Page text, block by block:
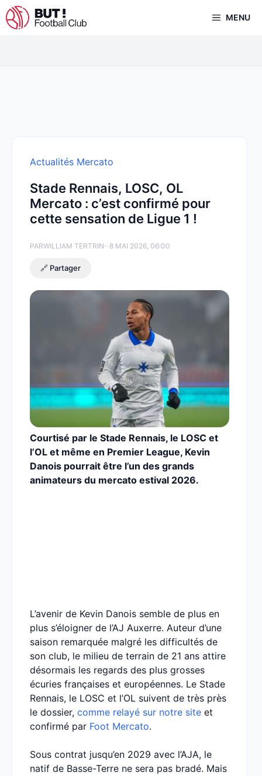
Aller
au
MENU
Actualités Mercato
Stade Rennais, LOSC, OL
Mercato : c’est confirmé pour
cette sensation de Ligue 1 !
PARWILLIAM TERTRIN- 8 MAI 2026, 06:00
🔗 Partager
Courtisé par le Stade Rennais, le LOSC et
l’OL et même en Premier League, Kevin
Danois pourrait être l’un des grands
animateurs du mercato estival 2026.
L’avenir de Kevin Danois semble de plus en
plus s’éloigner de l’AJ Auxerre. Auteur d’une
saison remarquée malgré les difficultés de
son club, le milieu de terrain de 21 ans attire
désormais les regards des plus grosses
écuries françaises et européennes. Le Stade
Rennais, le LOSC et l’OL suivent de très près
le dossier, comme relayé sur notre site et
confirmé par Foot Mercato.
Sous contrat jusqu’en 2029 avec l’AJA, le
natif de Basse-Terre ne sera pas bradé. Mais